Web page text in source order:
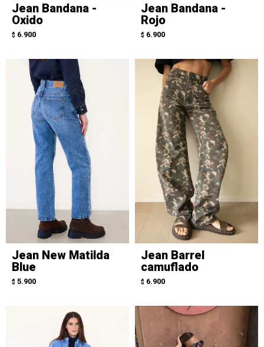
Jean Bandana -
Oxido
$ 6.900
Jean Bandana -
Rojo
$ 6.900
Jean New Matilda
Blue
$ 5.900
Jean Barrel
camuflado
$ 6.900